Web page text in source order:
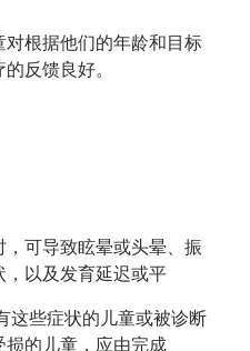
根据他们的年龄和目标
反馈良好。
可导致眩晕或头晕、振
以及发育延迟或平
这些症状的儿童或被诊断
损的儿童，应由完成